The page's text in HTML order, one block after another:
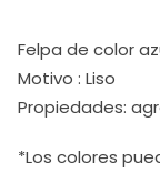
Felpa de color
Motivo : Liso
Propiedades:
*Los colores